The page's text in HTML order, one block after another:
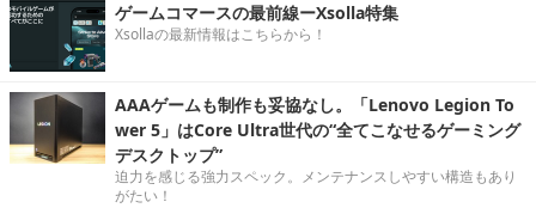
ゲームコマースの最前線ーXsolla特集
Xsollaの最新情報はこちらから！
AAAゲームも制作も妥協なし。「Lenovo Legion To
wer 5」はCore Ultra世代の“全てこなせるゲーミング
デスクトップ”
迫力を感じる強力スペック。メンテナンスしやすい構造もあり
がたい！